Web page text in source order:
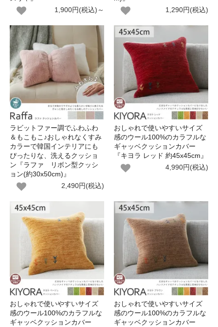
1,900円(税込)～
1,290円(税込)
ラビットファー調でふわふわ
＆もこもこ♪おしゃれなくすみ
カラーで韓国インテリアにも
ぴったりな、洗えるクッショ
ン『ラファ リボン型クッシ
ョン(約30x50cm)』
2,490円(税込)
おしゃれで使いやすいサイズ
感のウール100%のカラフルな
ギャッベクッションカバー
『キヨラ レッド 約45x45cm』
4,990円(税込)
おしゃれで使いやすいサイズ
感のウール100%のカラフルな
ギャッベクッションカバー
おしゃれで使いやすいサイズ
感のウール100%のカラフルな
ギャッベクッションカバー